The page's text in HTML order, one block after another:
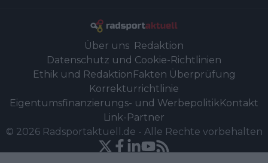
Über uns Redaktion
Datenschutz und Cookie-Richtlinien
Ethik und Redaktion Fakten Überprüfung
Korrekturrichtlinie
Eigentumsfinanzierungs- und WerbepolitikKontakt
Link-Partner
© 2026 Radsportaktuell.de - Alle Rechte vorbehalten